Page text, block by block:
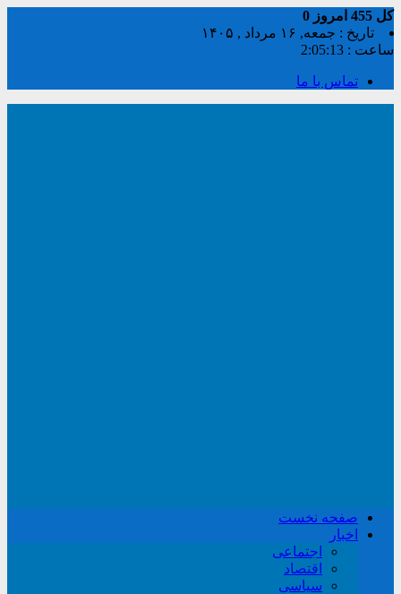
کل امروز 0
تاریخ : جمعه, ۱۶ مرداد , ۱۴۰۵
ساعت : 2:05:13
تماس با ما
صفحه نخست
اخبار
اجتماعی
اقتصاد
سیاسی